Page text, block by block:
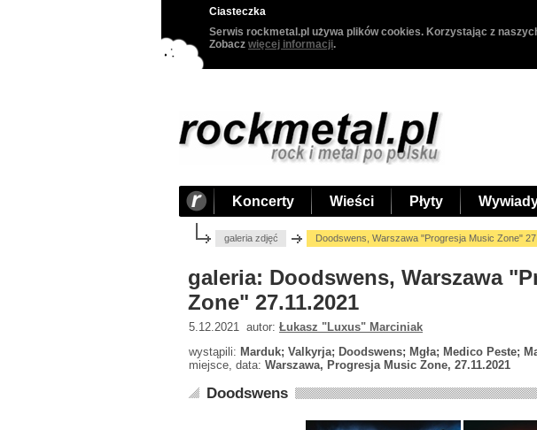
Ciasteczka
Serwis rockmetal.pl używa plików cookies. Korzystając z
Zobacz więcej informacji.
Koncerty Wieści Płyty
galeria zdjęć Doodswens, Warszawa "Progresja Music Zone"
galeria: Doodswens, Warszawa
Zone" 27.11.2021
5.12.2021 autor: Łukasz "Luxus" Marciniak
wystąpili: Marduk; Valkyrja; Doodswens; Mgła; Medico Peste;
miejsce, data: Warszawa, Progresja Music Zone, 27.11.2021
Doodswens